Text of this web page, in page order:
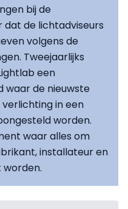
bij de
de lichtadviseurs
volgens de
Tweejaarlijks
een
waar de nieuwste
in een
worden.
waar alles om
installateur en